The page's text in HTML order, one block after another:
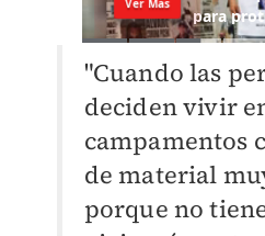
"Cuando las
deciden vivir
campamentos
de material
porque no